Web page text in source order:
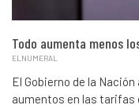
Todo aumenta menos
ELNUMERAL
El Gobierno de la
aumentos en las tarifas